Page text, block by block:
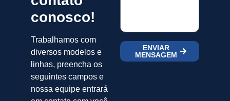
conosco!
Trabalhamos com
diversos modelos e
linhas, preencha os
seguintes campos e
nossa equipe entrará
ENVIAR
MENSAGEM